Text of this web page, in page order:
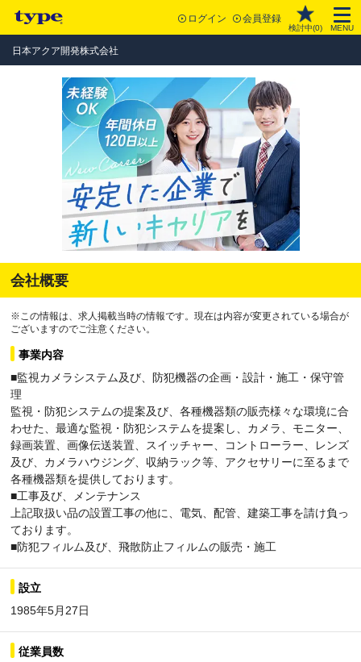
ログイン 会員登録
検討中(0) MENU
日本アクア開発株式会社
会社概要
※この情報は、求人掲載当時の情報です。現在は内容が変更されている場合が
ございますのでご注意ください。
事業内容
■監視カメラシステム及び、防犯機器の企画・設計・施工・保守管
理
監視・防犯システムの提案及び、各種機器類の販売様々な環境に合
わせた、最適な監視・防犯システムを提案し、カメラ、モニター、
録画装置、画像伝送装置、スイッチャー、コントローラー、レンズ
及び、カメラハウジング、収納ラック等、アクセサリーに至るまで
各種機器類を提供しております。
■工事及び、メンテナンス
上記取扱い品の設置工事の他に、電気、配管、建築工事を請け負っ
ております。
■防犯フィルム及び、飛散防止フィルムの販売・施工
設立
1985年5月27日
従業員数